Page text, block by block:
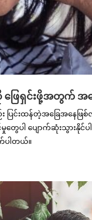
ဖြေရှင်းဖို့အတွက်
ပြင်းထန်တဲ့အခြေအနေဖ
မှုတွေပါ ပျောက်ဆုံးသွားနို
ပါတယ်။